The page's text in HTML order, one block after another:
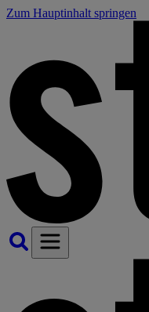
Zum Hauptinhalt springen